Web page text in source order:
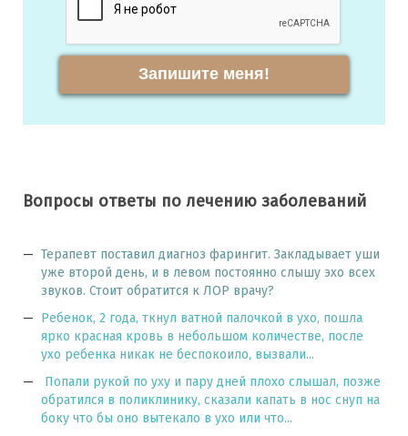
Запишите меня!
Вопросы ответы по лечению заболеваний
Терапевт поставил диагноз фарингит. Закладывает уши
уже второй день, и в левом постоянно слышу эхо всех
звуков. Стоит обратится к ЛОР врачу?
Ребенок, 2 года, ткнул ватной палочкой в ухо, пошла
ярко красная кровь в небольшом количестве, после
ухо ребенка никак не беспокоило, вызвали...
Попали рукой по уху и пару дней плохо слышал, позже
обратился в поликлинику, сказали капать в нос снуп на
боку что бы оно вытекало в ухо или что...